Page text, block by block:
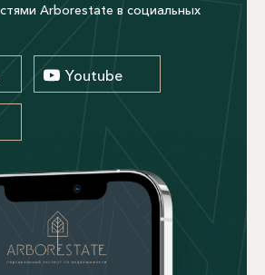
Arborestate в социальных
Youtube